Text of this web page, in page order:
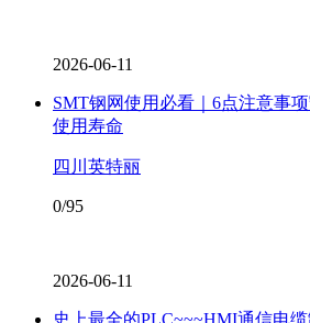
2026-06-11
SMT钢网使用必看｜6点注意事
使用寿命
四川英特丽
0/95
2026-06-11
史上最全的PLC~~~HMI通信电